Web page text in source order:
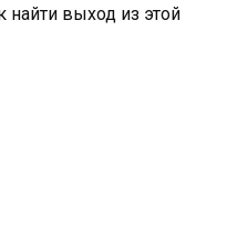
найти выход из этой